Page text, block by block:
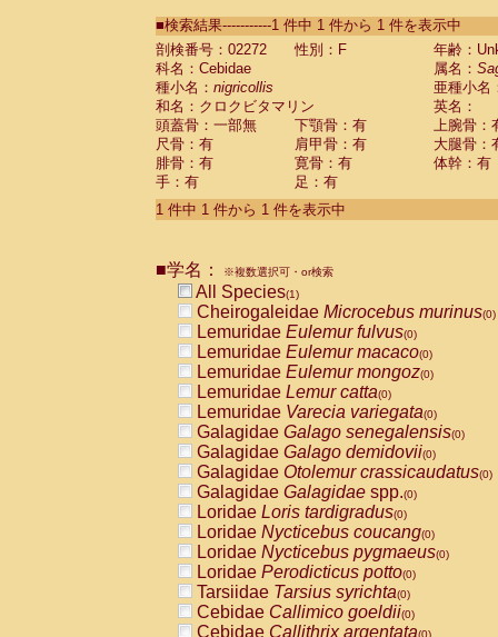
CebidaeSaguinus labiatus(0)
Cebidae Saguinus leucopus (0)
Cebidae
CebidaeSaguinus mystax
CebidaeSaguinus nigricollis (1)
Cebidae Saguinus oedipus
Cebidae Saguinus weddelli
Cebidae Saguinusspp.
Cebidae Aotus trivirgatus
Cebidae Cebus albifrons
CebidaeCebus nigrivittatus
CebidaeCebus
CebidaeSaimiri boliviensis(0)
CebidaeSaimiri sciureus(0)
AtelidaeAlouatta caraya(0)
AtelidaeAlouatta fusca(0)
AtelidaeAlouatta seniculus
AtelidaeAlouattaspp.(0)
AtelidaeAteles belzebuth(0)
AtelidaeAteles geoffroyi(0)
AtelidaeAteles paniscus(0)
AtelidaeAtelesspp.(0)
Atelidae Lagothrix lagothricha
AtelidaeLagothrix lagothricha cana
PitheciidaeCacajao calvus
PitheciidaeCallicebus cupreus
PitheciidaeCallicebus donacophilus
PitheciidaeCallicebus moloch
PitheciidaeCallicebus torquatus
■検索結果-----------1 件中 1 件から 1 件を表示中
剖検番号：02272
性別：F
年齢：
科名：Cebidae
属名：
種小名： nigricollis
亜種小名
和名：クロクビタマリン
英名：
頭蓋骨：一部無
下顎骨：有
上腕骨：
尺骨：有
肩甲骨：有
大腿骨：
腓骨：有
寛骨：有
体幹：有
手：有
足：有
1 件中 1 件から 1 件を表示中
■学名： ※複数選択可・or検索
All Species(1)
Cheirogaleidae Microcebus murinus(0)
Lemuridae Eulemur fulvus(0)
Lemuridae Eulemur macaco(0)
Lemuridae Eulemur mongoz(0)
Lemuridae Lemur catta(0)
Lemuridae Varecia variegata(0)
Galagidae Galago senegalensis(0)
Galagidae Galago demidovii(0)
Galagidae Otolemur crassicaudatus(0)
Galagidae Galagidae spp.(0)
Loridae Loris tardigradus(0)
Loridae Nycticebus coucang(0)
Loridae Nycticebus pygmaeus(0)
Loridae Perodicticus potto(0)
Tarsiidae Tarsius syrichta(0)
Cebidae Callimico goeldii(0)
Cebidae Callithrix argentata(0)